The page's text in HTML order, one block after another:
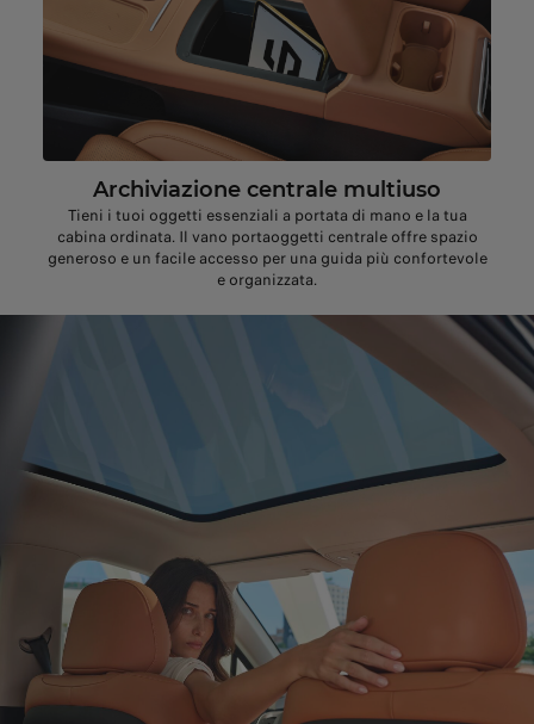
Archiviazione centrale multiuso
Tieni i tuoi oggetti essenziali a portata di mano e la tua
cabina ordinata. Il vano portaoggetti centrale offre spazio
generoso e un facile accesso per una guida più confortevole
e organizzata.